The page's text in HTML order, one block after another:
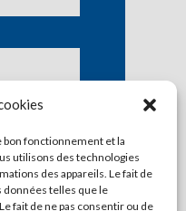
bon fonctionnement et la
utilisons des technologies
des appareils. Le fait de
telles que le
fait de ne pas consentir ou de